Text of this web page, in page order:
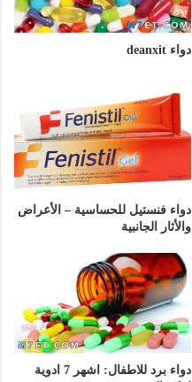
دواء deanxit
دواء فنستيل للحساسية – الأعراض
والأثار الجانبية
دواء برد للاطفال: اشهر 7 ادوية